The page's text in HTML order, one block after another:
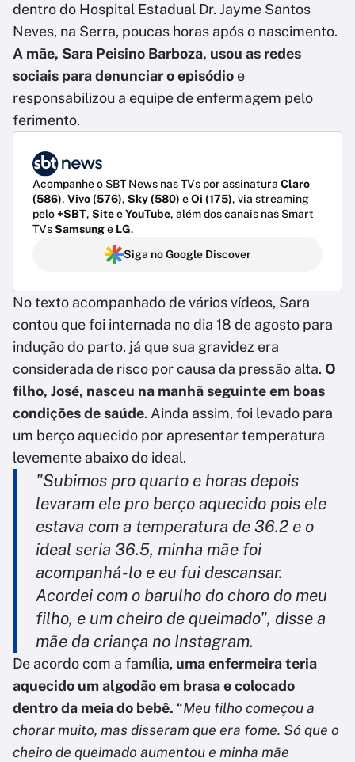
dentro do Hospital Estadual Dr. Jayme Santos
Neves, na Serra, poucas horas após o nascimento.
A mãe, Sara Peisino Barboza, usou as redes
sociais para denunciar o episódio e
responsabilizou a equipe de enfermagem pelo
ferimento.
Acompanhe o SBT News nas TVs por assinatura Claro
(586), Vivo (576), Sky (580) eOi (175), via streaming
pelo+SBT, SiteeYouTube, além dos canais nas Smart
TVsSamsunge LG.
Siga no Google Discover
No texto acompanhado de vários vídeos, Sara
contou que foi internada no dia 18 de agosto para
indução do parto, já que sua gravidez era
considerada de risco por causa da pressão alta. O
filho, José, nasceu na manhã seguinte em boas
condições de saúde. Ainda assim, foi levado para
um berço aquecido por apresentar temperatura
levemente abaixo do ideal.
"Subimos pro quarto e horas depois
levaram ele pro berço aquecido pois ele
estava com a temperatura de 36.2 e o
ideal seria 36.5, minha mãe foi
acompanhá-lo e eu fui descansar.
Acordei com o barulho do choro do meu
filho, e um cheiro de queimado", disse a
mãe da criança no Instagram.
De acordo com a família, uma enfermeira teria
aquecido um algodão em brasa e colocado
dentro da meia do bebê. “Meu filho começou a
chorar muito, mas disseram que era fome. Só que o
cheiro de queimado aumentou e minha mãe